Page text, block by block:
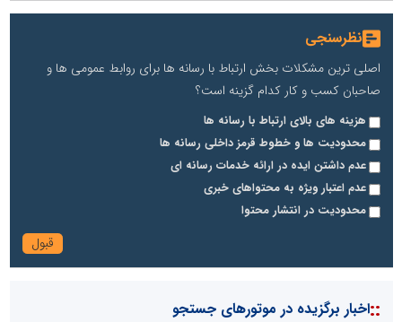
نظرسنجی
اصلی ترین مشکلات بخش ارتباط با رسانه ها برای روابط عمومی ها و
صاحبان کسب و کار کدام گزینه است؟
هزینه های بالای ارتباط با رسانه ها
محدودیت ها و خطوط قرمز داخلی رسانه ها
عدم داشتن ایده در ارائه خدمات رسانه ای
عدم اعتبار ویژه به محتواهای خبری
محدودیت در انتشار محتوا
::اخبار برگزیده در موتورهای جستجو